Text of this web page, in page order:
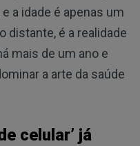
a idade é apenas um
distante, é a realidade
mais de um ano e
a arte da saúde
celular’ já